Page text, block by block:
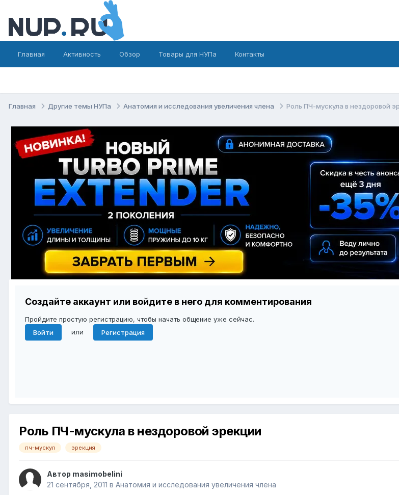
Главная Активность Обзор Товары для НУПа Контакты
Главная Другие темы НУПа Анатомия и исследования увеличения члена Роль ПЧ-мускула в нездоровой
Создайте аккаунт или войдите в него для комментирования
Пройдите простую регистрацию, чтобы начать общение уже сейчас.
Войти
или Регистрация
Роль ПЧ-мускула в нездоровой эрекции
пч-мускул эрекция
Автор masimobelini
21 сентября, 2011 в Анатомия и исследования увеличения члена